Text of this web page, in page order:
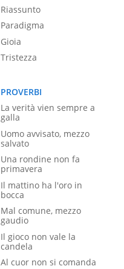
Riassunto
Paradigma
Gioia
Tristezza
PROVERBI
La verità vien sempre a
galla
Uomo avvisato, mezzo
salvato
Una rondine non fa
primavera
Il mattino ha l'oro in
bocca
Mal comune, mezzo
gaudio
Il gioco non vale la
candela
Al cuor non si comanda